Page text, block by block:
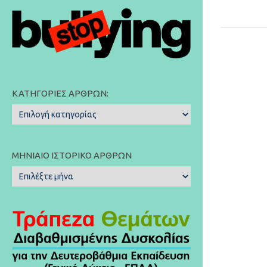
ΚΑΤΗΓΟΡΊΕΣ ΆΡΘΡΩΝ:
Κατηγορίες
Άρθρων:
ΜΗΝΙΑΊΟ ΙΣΤΟΡΙΚΌ ΆΡΘΡΩΝ
Μηνιαίο
Ιστορικό